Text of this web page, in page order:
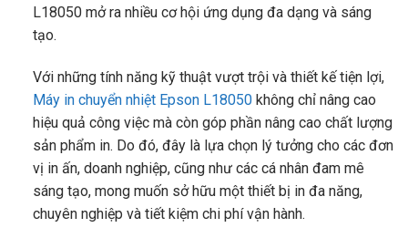
L18050 mở ra nhiều cơ hội ứng dụng đa dạng và sáng
tạo.
Với những tính năng kỹ thuật vượt trội và thiết kế tiện lợi,
Máy in chuyển nhiệt Epson L18050không chỉ nâng cao
hiệu quả công việc mà còn góp phần nâng cao chất lượng
sản phẩm in. Do đó, đây là lựa chọn lý tưởng cho các đơn
vị in ấn, doanh nghiệp, cũng như các cá nhân đam mê
sáng tạo, mong muốn sở hữu một thiết bị in đa năng,
chuyên nghiệp và tiết kiệm chi phí vận hành.